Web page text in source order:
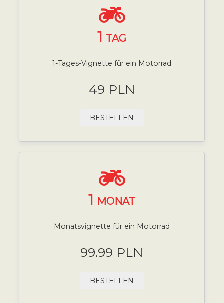
1 TAG
1-Tages-Vignette für ein Motorrad
49 PLN
BESTELLEN
1 MONAT
Monatsvignette für ein Motorrad
99.99 PLN
BESTELLEN